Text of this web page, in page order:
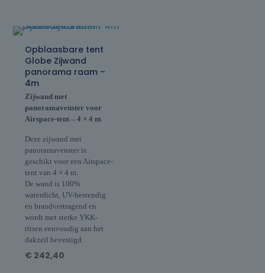
Opblaasbare tent
Globe Zijwand
panorama raam –
4m
Zijwand met
panoramavenster voor
Airspace-tent – 4 × 4 m
Deze zijwand met
panoramavenster is
geschikt voor een Airspace-
tent van 4 × 4 m.
De wand is 100%
waterdicht, UV-bestendig
en brandvertragend en
wordt met sterke YKK-
ritsen eenvoudig aan het
dakzeil bevestigd.
€ 242,40